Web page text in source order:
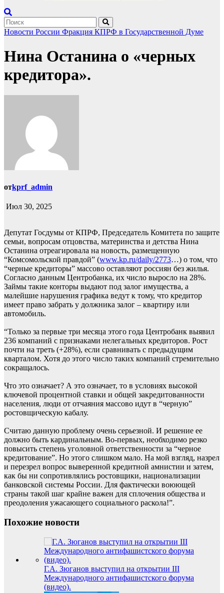
Новости России Фракция КПРФ в Государственной Думе
Нина Останина о «черных
кредитора».
отkprf_admin
Июл 30, 2025
Депутат Госдумы от КПРФ, Председатель Комитета по защите
семьи, вопросам отцовства, материнства и детства Нина
Останина отреагировала на новость, размещенную
“Комсомольской правдой” (www.kp.ru/daily/2773…) о том, что
“черные кредиторы” массово оставляют россиян без жилья.
Согласно данным Центробанка, их число выросло на 28%.
Займы такие конторы выдают под залог имущества, а
малейшие нарушения графика ведут к тому, что кредитор
имеет право забрать у должника залог – квартиру или
автомобиль.
“Только за первые три месяца этого года Центробанк выявил
236 компаний с признаками нелегальных кредиторов. Рост
почти на треть (+28%), если сравнивать с предыдущим
кварталом. Хотя до этого число таких компаний стремительно
сокращалось.
Что это означает? А это означает, то в условиях высокой
ключевой процентной ставки и общей закредитованности
населения, люди от отчаяния массово идут в “черную”
ростовщическую кабалу.
Считаю данную проблему очень серьезной. И решение ее
должно быть кардинальным. Во-первых, необходимо резко
повысить степень уголовной ответственности за “черное
кредитование”. Но этого слишком мало. На мой взгляд, назрел
и перезрел вопрос выверенной кредитной амнистии и затем,
как бы ни сопротивлялись ростовщики, национализации
банковской системы России. Для фактически воюющей
страны такой шаг крайне важен для сплочения общества и
преодоления ужасающего социального раскола!”.
Похожие новости
Г.А. Зюганов выступил на открытии III
Международного антифашистского форума
(видео).